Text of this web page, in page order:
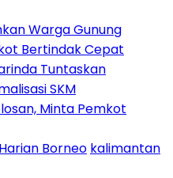
Warga Gunung
Bertindak Cepat
Tuntaskan
SKM
Minta Pemkot
Harian Borneo kalimantan